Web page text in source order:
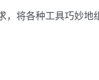
，将各种工具巧妙地